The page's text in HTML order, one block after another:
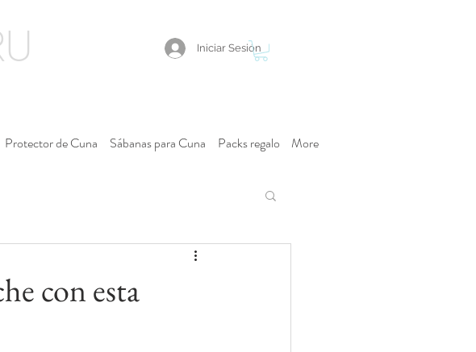
Iniciar Sesión
Protector de Cuna Sábanas para Cuna Packs regalo More
con esta